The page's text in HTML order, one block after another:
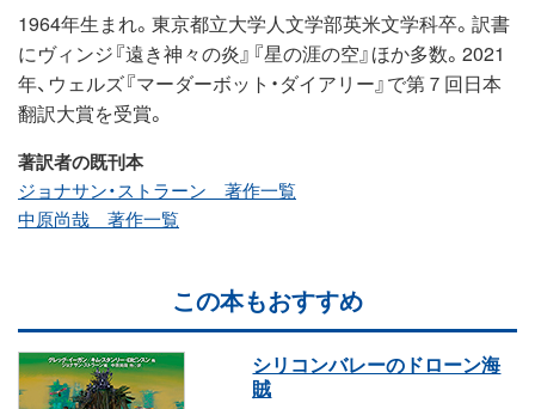
1964年生まれ。東京都立大学人文学部英米文学科卒。訳書
にヴィンジ『遠き神々の炎』『星の涯の空』ほか多数。2021
年、ウェルズ『マーダーボット・ダイアリー』で第７回日本
翻訳大賞を受賞。
著訳者の既刊本
ジョナサン・ストラーン 著作一覧
中原尚哉 著作一覧
この本もおすすめ
シリコンバレーのドローン海
賊